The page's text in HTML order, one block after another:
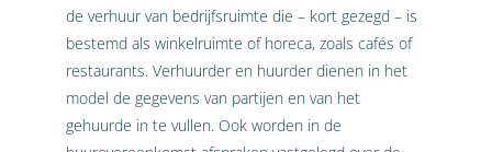
de verhuur van bedrijfsruimte die – kort gezegd – is
bestemd als winkelruimte of horeca, zoals cafés of
restaurants. Verhuurder en huurder dienen in het
model de gegevens van partijen en van het
gehuurde in te vullen. Ook worden in de